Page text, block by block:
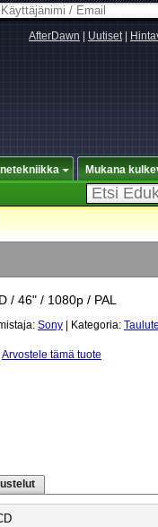
AfterDawn Uutiset|
Mukana
/ 46" / 1080p / PAL
Sony | Kategoria:
Arvostele tämä tuote